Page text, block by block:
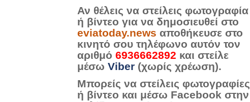
Αν θέλεις να στείλεις φωτογραφία
ή βίντεο για να δημοσιευθεί στο
eviatoday.news αποθήκευσε στο
κινητό σου τηλέφωνο αυτόν τον
αριθμό 6936662892 και στείλε
μέσω Viber (χωρίς χρέωση).
Μπορείς να στείλεις φωτογραφίες
ή βίντεο και μέσω Facebook στην